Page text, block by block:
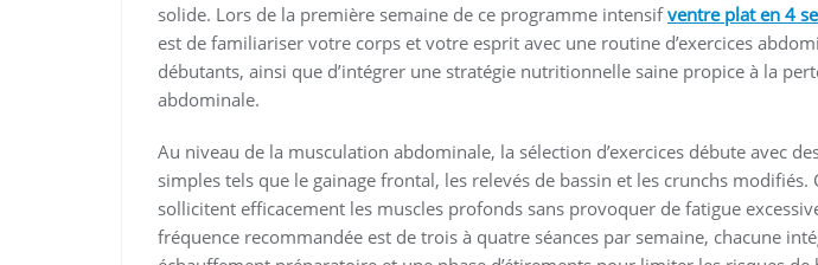
solide. Lors de la première semaine de ce programme intensifventre plat en 4
est de familiariser votre corps et votre esprit avec une routine d’exercices
débutants, ainsi que d’intégrer une stratégie nutritionnelle saine propice à la
abdominale.
Au niveau de la musculation abdominale, la sélection d’exercices débute avec
simples tels que le gainage frontal, les relevés de bassin et les crunchs modifiés.
sollicitent efficacement les muscles profonds sans provoquer de fatigue
fréquence recommandée est de trois à quatre séances par semaine, chacune